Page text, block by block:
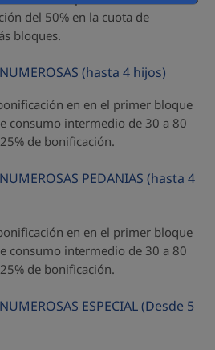
del 50% en la cuota de
bloques.
(hasta 4 hijos)
en en el primer bloque
consumo intermedio de 30 a 80
de bonificación.
PEDANIAS (hasta 4
en en el primer bloque
consumo intermedio de 30 a 80
de bonificación.
ESPECIAL (Desde 5